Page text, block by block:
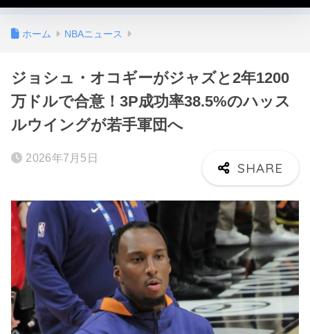
ホーム NBAニュース
ジョシュ・オコギーがジャズと2年1200
万ドルで合意！3P成功率38.5%のハッス
ルウイングが若手軍団へ
2026年7月5日